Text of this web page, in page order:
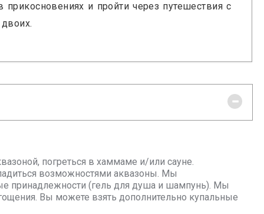
и пройти через путешествия с
погреться в хаммаме и/или сауне.
возможностями аквазоны. Мы
принадлежности (гель для душа и шампунь). Мы
Вы можете взять дополнительно купальные